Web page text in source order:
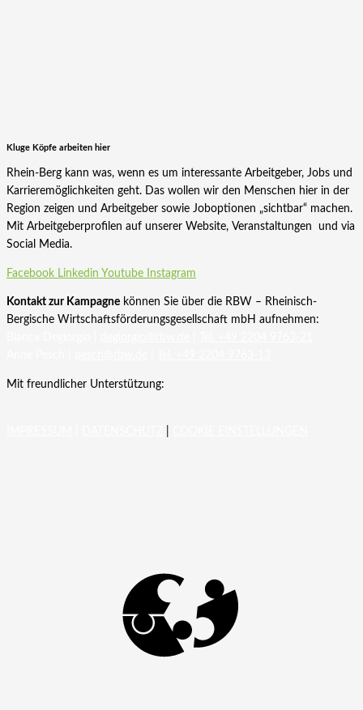
Kluge Köpfe arbeiten hier
Rhein-Berg kann was, wenn es um interessante Arbeitgeber, Jobs und
Karrieremöglichkeiten geht. Das wollen wir den Menschen hier in der
Region zeigen und Arbeitgeber sowie Joboptionen „sichtbar“ machen.
Mit Arbeitgeberprofilen auf unserer Website, Veranstaltungen und via
Social Media.
Facebook Linkedin Youtube Instagram
Kontakt zur Kampagne können Sie über die RBW – Rheinisch-
Bergische Wirtschaftsförderungsgesellschaft mbH aufnehmen:
Mit freundlicher Unterstützung: